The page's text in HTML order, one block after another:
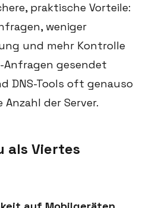
praktische Vorteile:
weniger
und mehr Kontrolle
Anfragen gesendet
DNS-Tools oft genauso
der Server.
als Viertes